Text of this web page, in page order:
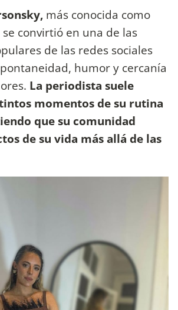
más conocida como
se convirtió en una de las
de las redes sociales
humor y cercanía
La periodista suele
momentos de su rutina
que su comunidad
de su vida más allá de las